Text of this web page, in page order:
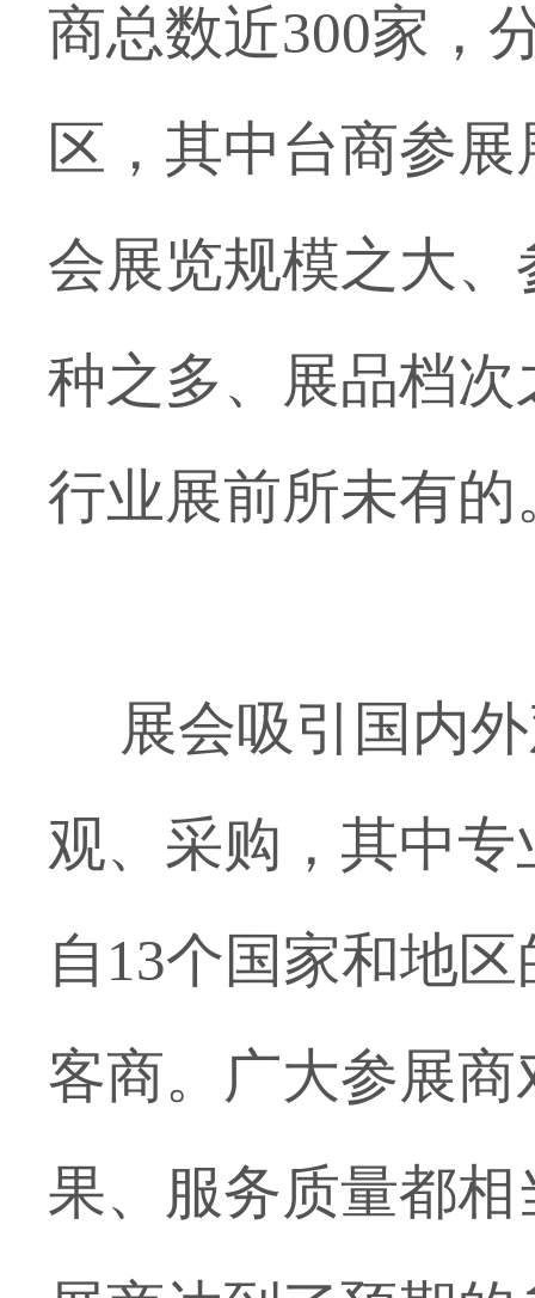
商总数近300家，
区，其中台商参
会展览规模之大
种之多、展品档
行业展前所未
展会吸引国内外
观、采购，其中
自13个国家和地
客商。广大参展
果、服务质量都